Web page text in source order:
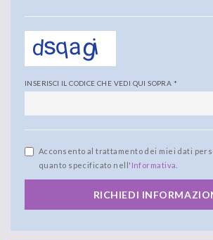
INSERISCI IL CODICE CHE VEDI QUI SOPRA *
Acconsento al trattamento dei miei dati
quanto specificato nell' Informativa
RICHIEDI